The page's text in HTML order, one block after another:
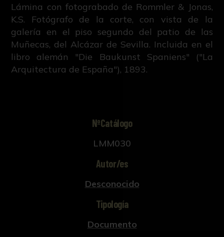
Lámina con fotograbado de Rommler & Jonas,
K.S. Fotógrafo de la corte, con vista de la
galería en el piso segundo del patio de las
Muñecas, del Alcázar de Sevilla. Incluida en el
libro alemán "Die Baukunst Spaniens" ("La
Arquitectura de España"), 1893.
NºCatálogo
LMM030
Autor/es
Desconocido
Tipología
Documento